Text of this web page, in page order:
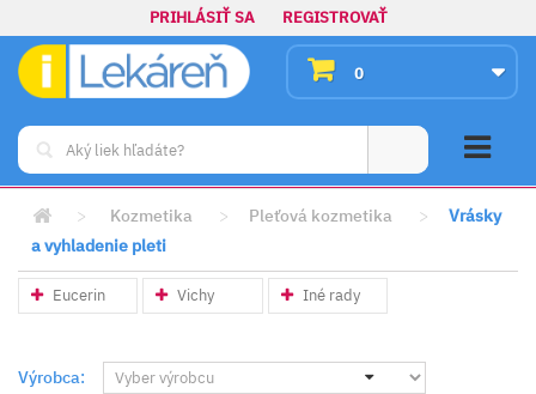
PRIHLÁSIŤ SA REGISTROVAŤ
0
> Kozmetika > Pleťová kozmetika >
Vrásky
a vyhladenie pleti
Eucerin Vichy Iné rady
Výrobca: